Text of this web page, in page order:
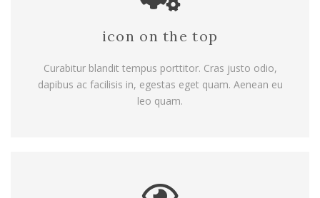
icon on the top
Curabitur blandit tempus porttitor. Cras justo odio,
dapibus ac facilisis in, egestas eget quam. Aenean eu
leo quam.